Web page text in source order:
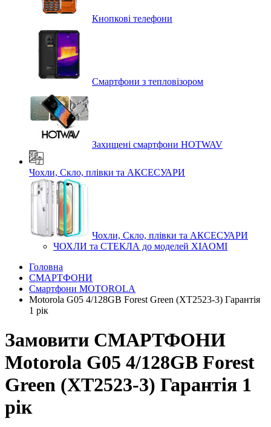
Кнопкові телефони
Смартфони з тепловізором
Захищені смартфони HOTWAV
Чохли, Скло, плівки та АКСЕСУАРИ
Чохли, Скло, плівки та АКСЕСУАРИ
ЧОХЛИ та СТЕКЛА до моделей XIAOMI
Головна
СМАРТФОНИ
Смартфони MOTOROLA
Motorola G05 4/128GB Forest Green (XT2523-3) Гарантія
1 рік
Замовити СМАРТФОНИ
Motorola G05 4/128GB Forest
Green (XT2523-3) Гарантія 1
рік